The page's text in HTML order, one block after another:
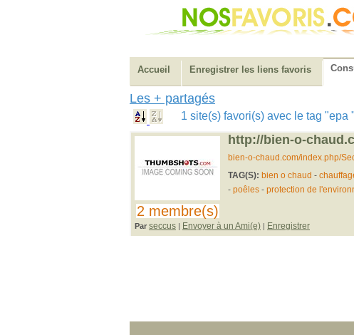
Accueil Enregistrer les liens favoris
Les + partagés
1 site(s) favori(s) avec le tag "epa
2 membre(s)
http://bien-o-
bien-o-chaud.com/index.php/
TAG(S): bien o chaud -
- poêles- protection de
Par seccus | Envoyer à un Ami(e) | Enregistrer